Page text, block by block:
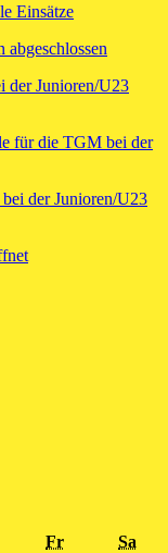
Einsätze
der Junioren/U23
für die TGM bei der
der Junioren/U23
FrFreitag Sa